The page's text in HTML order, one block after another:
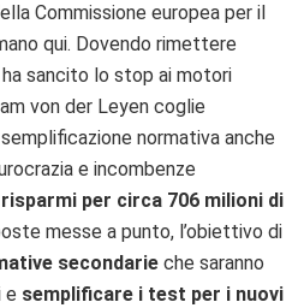
Commissione europea per il
qui. Dovendo rimettere
sancito lo stop ai motori
von der Leyen coglie
normativa anche
e incombenze
risparmi per circa 706 milioni di
messe a punto, l’obiettivo di
secondarie che saranno
e semplificare i test per i nuovi